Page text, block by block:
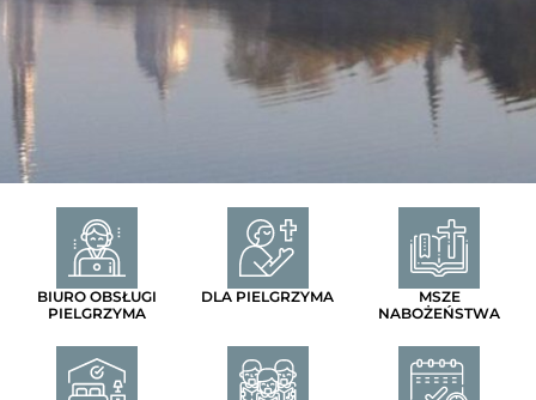
BIURO OBSŁUGI
PIELGRZYMA
DLA PIELGRZYMA
MSZE
NABOŻEŃSTWA